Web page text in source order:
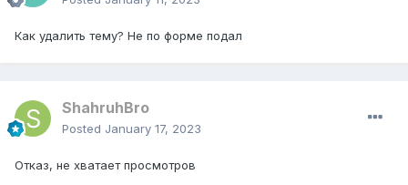
Как удалить тему? Не по форме подал
ShahruhBro
Posted January 17, 2023
Отказ, не хватает просмотров